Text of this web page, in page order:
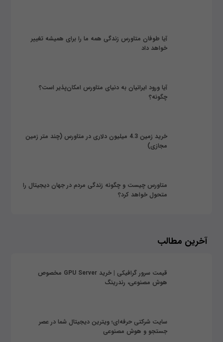
آیا طوفان متاورس زندگی همه ما را برای همیشه تغییر
خواهد داد
آیا ورود ایرانیان به دنیای متاورس امکان‌پذیر است؟
چگونه؟
خرید زمین 4.3 میلیون دلاری در متاورس (چند متر زمین
مجازی)
متاورس چیست و چگونه زندگی مردم در جهان دیجیتال را
متحول خواهد کرد؟
آخرین مطالب
قیمت سرور گرافیکی | خرید GPU Server مخصوص
هوش مصنوعی، رندرینگ
سایت شرکتی حرفه‌ای؛ ویترین دیجیتال شما در عصر
جستجو و هوش مصنوعی